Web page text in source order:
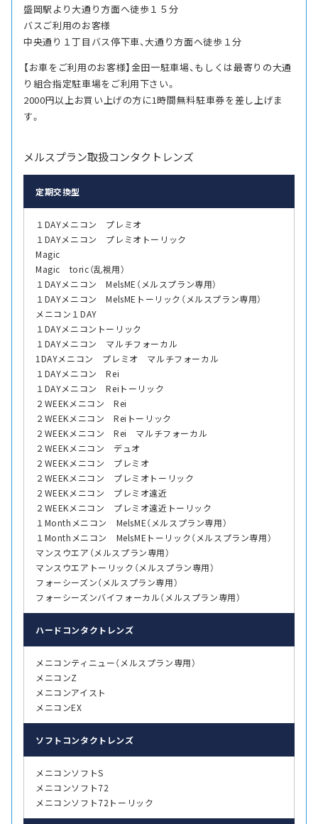
盛岡駅より大通り方面へ徒歩１５分
バスご利用のお客様
中央通り１丁目バス停下車、大通り方面へ徒歩１分
【お車をご利用のお客様】金田一駐車場、もしくは最寄りの大通
り組合指定駐車場をご利用下さい。
2000円以上お買い上げの方に1時間無料駐車券を差し上げま
す。
メルスプラン取扱コンタクトレンズ
定期交換型
１DAYメニコン プレミオ
１DAYメニコン プレミオトーリック
Magic
Magic toric（乱視用）
１DAYメニコン MelsME（メルスプラン専用）
１DAYメニコン MelsMEトーリック（メルスプラン専用）
メニコン１DAY
１DAYメニコントーリック
１DAYメニコン マルチフォーカル
1DAYメニコン プレミオ マルチフォーカル
１DAYメニコン Rei
１DAYメニコン Reiトーリック
２WEEKメニコン Rei
２WEEKメニコン Reiトーリック
２WEEKメニコン Rei マルチフォーカル
２WEEKメニコン デュオ
２WEEKメニコン プレミオ
２WEEKメニコン プレミオトーリック
２WEEKメニコン プレミオ遠近
２WEEKメニコン プレミオ遠近トーリック
１Monthメニコン MelsME（メルスプラン専用）
１Monthメニコン MelsMEトーリック（メルスプラン専用）
マンスウエア（メルスプラン専用）
マンスウエアトーリック（メルスプラン専用）
フォーシーズン（メルスプラン専用）
フォーシーズンバイフォーカル（メルスプラン専用）
ハード コンタクトレンズ
メニコンティニュー（メルスプラン専用）
メニコンZ
メニコンアイスト
メニコンEX
ソフト コンタクトレンズ
メニコンソフトS
メニコンソフト72
メニコンソフト72トーリック